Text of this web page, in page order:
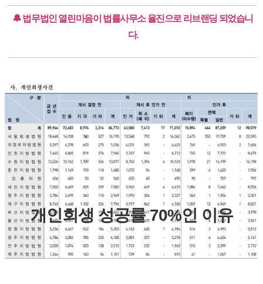
🔔 법무법인 열린마음이 법률사무소 율진으로 리브랜딩 되었습니
다.
개인회생 성공률 70%인 이유